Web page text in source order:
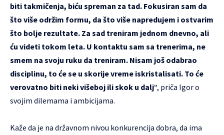
biti takmičenja, biću spreman za tad. Fokusiran sam da
što više održim formu, da što više napredujem i ostvarim
što bolje rezultate. Za sad treniram jednom dnevno, ali
ću videti tokom leta. U kontaktu sam sa trenerima, ne
smem na svoju ruku da treniram. Nisam još odabrao
disciplinu, to će se u skorije vreme iskristalisati. To će
verovatno biti neki višeboj ili skok u dalj“, priča Igor o
svojim dilemama i ambicijama.
Kaže da je na državnom nivou konkurencija dobra, da ima